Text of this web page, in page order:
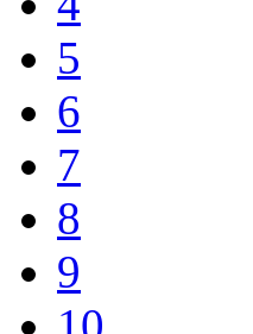
5
6
7
8
9